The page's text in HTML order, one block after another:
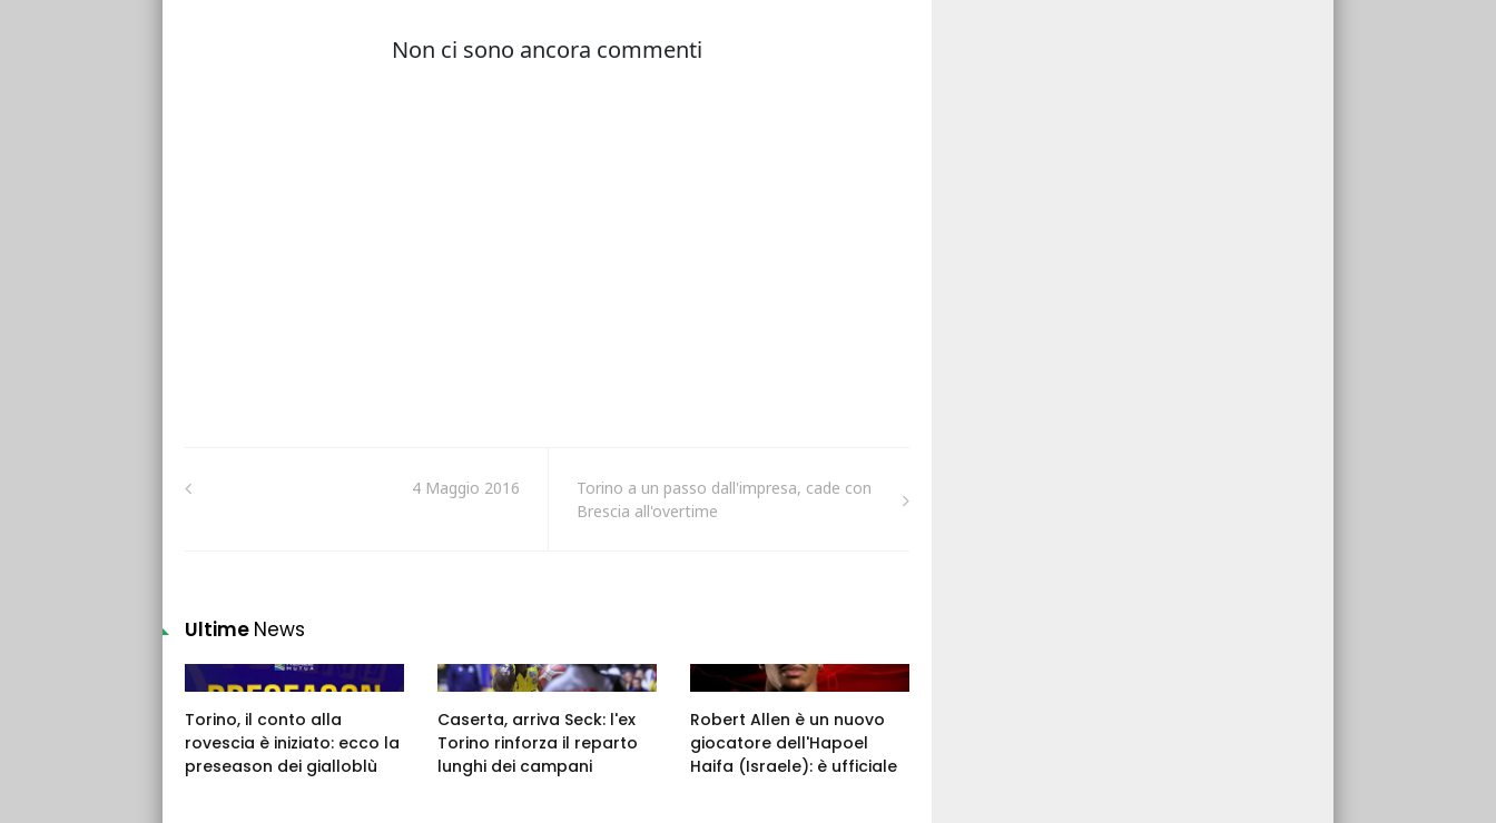
4 Maggio 2016
Torino a un passo dall'impresa, cade con
Brescia all'overtime
Ultime News
Torino, il conto alla
rovescia è iniziato: ecco la
preseason dei gialloblù
Caserta, arriva Seck: l'ex
Torino rinforza il reparto
lunghi dei campani
Robert Allen è un nuovo
giocatore dell'Hapoel
Haifa (Israele): è ufficiale